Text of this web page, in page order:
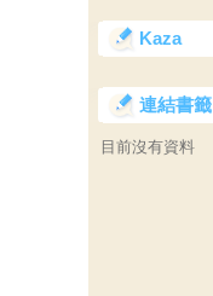
Kaza
連結書籤
目前沒有資料